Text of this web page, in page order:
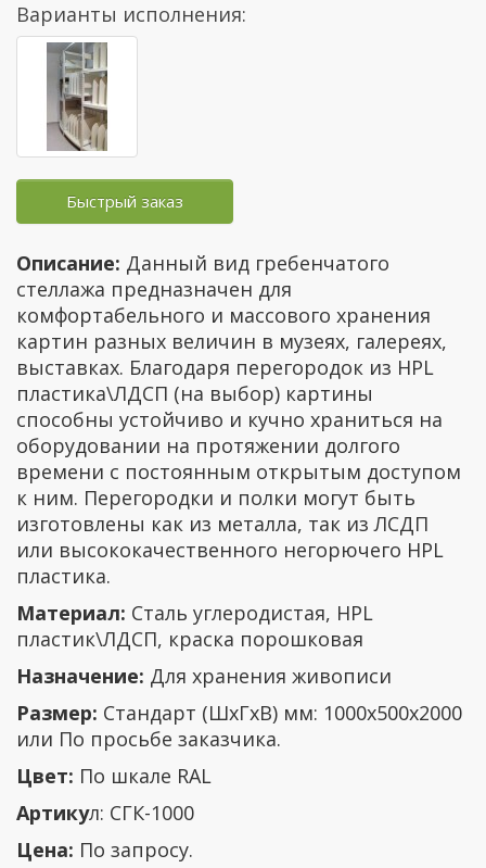
Варианты исполнения:
Быстрый заказ
Описание: Данный вид гребенчатого
стеллажа предназначен для
комфортабельного и массового хранения
картин разных величин в музеях, галереях,
выставках. Благодаря перегородок из HPL
пластика\ЛДСП (на выбор) картины
способны устойчиво и кучно храниться на
оборудовании на протяжении долгого
времени с постоянным открытым доступом
к ним. Перегородки и полки могут быть
изготовлены как из металла, так из ЛСДП
или высококачественного негорючего HPL
пластика.
Материал: Сталь углеродистая, HPL
пластик\ЛДСП, краска порошковая
Назначение: Для хранения живописи
Размер: Стандарт (ШхГхВ) мм: 1000х500х2000
или По просьбе заказчика.
Цвет: По шкале RAL
Артикул: СГК-1000
Цена: По запросу.